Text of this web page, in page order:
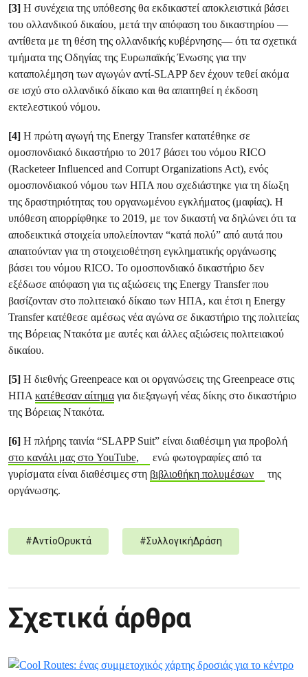
[3] Η συνέχεια της υπόθεσης θα εκδικαστεί αποκλειστικά βάσει
του ολλανδικού δικαίου, μετά την απόφαση του δικαστηρίου —
αντίθετα με τη θέση της ολλανδικής κυβέρνησης— ότι τα σχετικά
τμήματα της Οδηγίας της Ευρωπαϊκής Ένωσης για την
καταπολέμηση των αγωγών αντί-SLAPP δεν έχουν τεθεί ακόμα
σε ισχύ στο ολλανδικό δίκαιο και θα απαιτηθεί η έκδοση
εκτελεστικού νόμου.
[4] Η πρώτη αγωγή της Energy Transfer κατατέθηκε σε
ομοσπονδιακό δικαστήριο το 2017 βάσει του νόμου RICO
(Racketeer Influenced and Corrupt Organizations Act), ενός
ομοσπονδιακού νόμου των ΗΠΑ που σχεδιάστηκε για τη δίωξη
της δραστηριότητας του οργανωμένου εγκλήματος (μαφίας). Η
υπόθεση απορρίφθηκε το 2019, με τον δικαστή να δηλώνει ότι τα
αποδεικτικά στοιχεία υπολείπονταν “κατά πολύ” από αυτά που
απαιτούνταν για τη στοιχειοθέτηση εγκληματικής οργάνωσης
βάσει του νόμου RICO. Το ομοσπονδιακό δικαστήριο δεν
εξέδωσε απόφαση για τις αξιώσεις της Energy Transfer που
βασίζονταν στο πολιτειακό δίκαιο των ΗΠΑ, και έτσι η Energy
Transfer κατέθεσε αμέσως νέα αγώνα σε δικαστήριο της πολιτείας
της Βόρειας Ντακότα με αυτές και άλλες αξιώσεις πολιτειακού
δικαίου.
[5] Η διεθνής Greenpeace και οι οργανώσεις της Greenpeace στις
ΗΠΑ κατέθεσαν αίτημα για διεξαγωγή νέας δίκης στο δικαστήριο
της Βόρειας Ντακότα.
[6] Η πλήρης ταινία “SLAPP Suit” είναι διαθέσιμη για προβολή
στο κανάλι μας στο YouTube,
ενώ φωτογραφίες από τα
γυρίσματα είναι διαθέσιμες στη βιβλιοθήκη πολυμέσων
της
οργάνωσης.
#ΑντίοΟρυκτά #ΣυλλογικήΔράση
Σχετικά άρθρα